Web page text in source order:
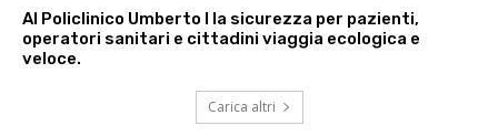
Al Policlinico Umberto I la sicurezza per pazienti,
operatori sanitari e cittadini viaggia ecologica e
veloce.
Carica altri